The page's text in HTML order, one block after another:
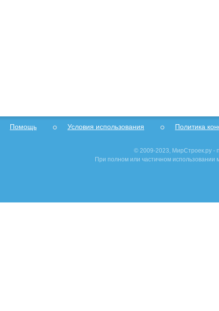
Помощь Условия использования Политика
© 2009-2023, МирСтроек.ру -
При полном или частичном использовании